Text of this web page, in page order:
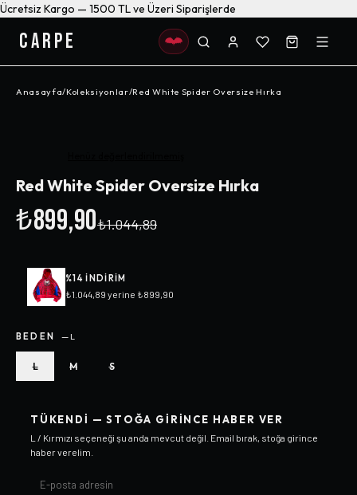
Ücretsiz Kargo — 1500 TL ve Üzeri Siparişlerde
CARPE
Anasayfa/Koleksiyonlar/Red White Spider Oversize Hırka
Red White Spider Oversize Hırka
₺899,90₺1.044,89
%14INDIRIM
₺1.044,89 yerine ₺899,90
BEDEN — L
L M S
TÜKENDI — STOĞA GIRINCE HABER VER
L / Kırmızı seçeneği şu anda mevcut değil. Email bırak, stoğa girince
haber verelim.